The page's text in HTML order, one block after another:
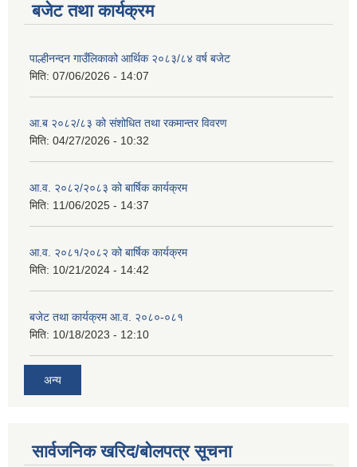
बजेट तथा कार्यक्रम
पाल्हीनन्दन गाउँलिकाको आर्थिक २०८३/८४ वर्ष बजेट
मिति: 07/06/2026 - 14:07
आ.ब २०८२/८३ को संशोधित तथा रकमान्तर विवरण
मिति: 04/27/2026 - 10:32
आ.व. २०८२/२०८३ को बार्षिक कार्यक्रम
मिति: 11/06/2025 - 14:37
आ.व. २०८१/२०८२ को बार्षिक कार्यक्रम
मिति: 10/21/2024 - 14:42
बजेट तथा कार्यक्रम आ.व. २०८०-०८१
मिति: 10/18/2023 - 12:10
अन्य
सार्वजनिक खरिद/बोलपत्र सूचना